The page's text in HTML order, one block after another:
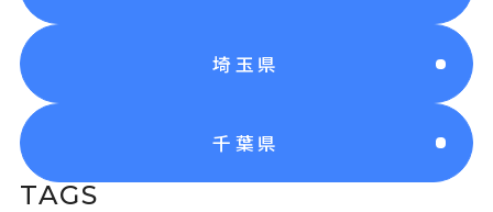
埼玉県
千葉県
TAGS